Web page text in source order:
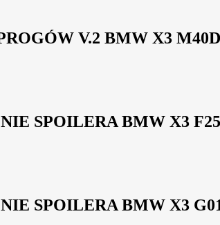
V.2 BMW X3
SPOILERA BMW X3
SPOILERA BMW X3